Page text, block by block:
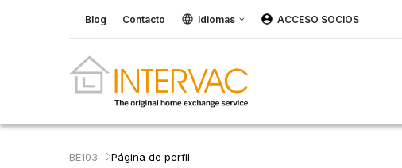
Blog Contacto Idiomas ACCESO SOCIOS
BE103 Página de perfil